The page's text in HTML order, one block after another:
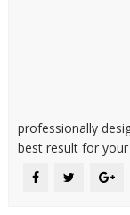
professionally
best result for your